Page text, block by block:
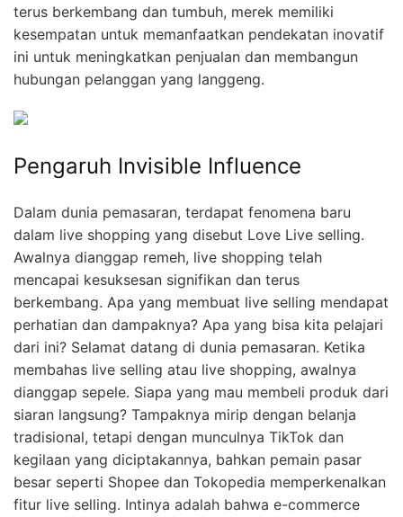
terus berkembang dan tumbuh, merek memiliki
kesempatan untuk memanfaatkan pendekatan inovatif
ini untuk meningkatkan penjualan dan membangun
hubungan pelanggan yang langgeng.
Pengaruh Invisible Influence
Dalam dunia pemasaran, terdapat fenomena baru
dalam live shopping yang disebut Love Live selling.
Awalnya dianggap remeh, live shopping telah
mencapai kesuksesan signifikan dan terus
berkembang. Apa yang membuat live selling mendapat
perhatian dan dampaknya? Apa yang bisa kita pelajari
dari ini? Selamat datang di dunia pemasaran. Ketika
membahas live selling atau live shopping, awalnya
dianggap sepele. Siapa yang mau membeli produk dari
siaran langsung? Tampaknya mirip dengan belanja
tradisional, tetapi dengan munculnya TikTok dan
kegilaan yang diciptakannya, bahkan pemain pasar
besar seperti Shopee dan Tokopedia memperkenalkan
fitur live selling. Intinya adalah bahwa e-commerce